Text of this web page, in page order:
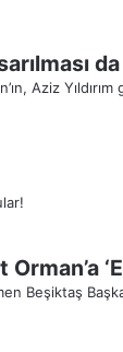
Aziz
Beşiktaş